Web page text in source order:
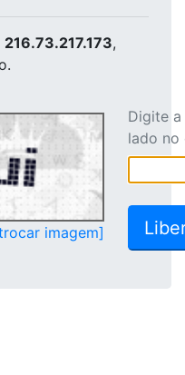
216.73.217.173,
imagem]
Digite
lado no